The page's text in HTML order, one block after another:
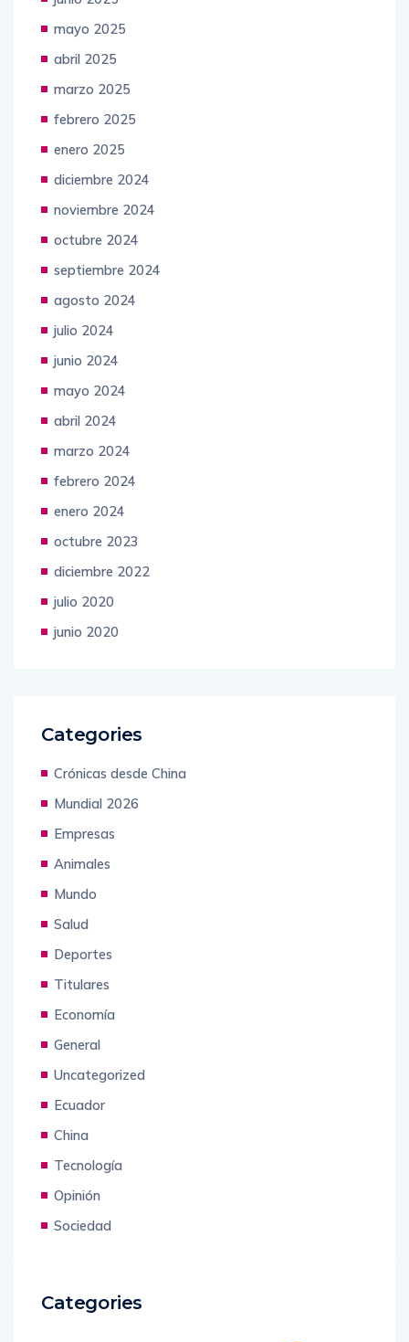
mayo 2025
abril 2025
marzo 2025
febrero 2025
enero 2025
diciembre 2024
noviembre 2024
octubre 2024
septiembre 2024
agosto 2024
julio 2024
junio 2024
mayo 2024
abril 2024
marzo 2024
febrero 2024
enero 2024
octubre 2023
diciembre 2022
julio 2020
junio 2020
Categories
Crónicas desde China
Mundial 2026
Empresas
Animales
Mundo
Salud
Deportes
Titulares
Economía
General
Uncategorized
Ecuador
China
Tecnología
Opinión
Sociedad
Categories